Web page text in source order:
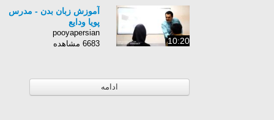
10:20
آموزش زبان بدن - مدرس
پویا ودایع
pooyapersian
6683 مشاهده
ادامه